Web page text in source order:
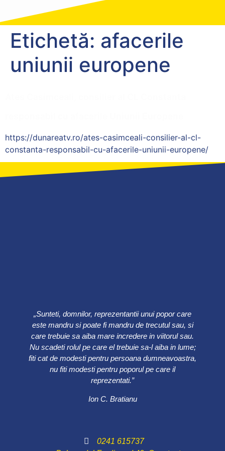
Etichetă: afacerile
uniunii europene
https://dunareatv.ro/ates-casimceali-consilier-al-cl-
constanta-responsabil-cu-afacerile-uniunii-europene/
„Sunteti, domnilor, reprezentantii unui popor care
este mandru si poate fi mandru de trecutul sau, si
care trebuie sa aiba mare incredere in viitorul sau.
Nu scadeti rolul pe care el trebuie sa-l aiba in lume;
fiti cat de modesti pentru persoana dumneavoastra,
nu fiti modesti pentru poporul pe care il
reprezentati.”
Ion C. Bratianu
0241 615737